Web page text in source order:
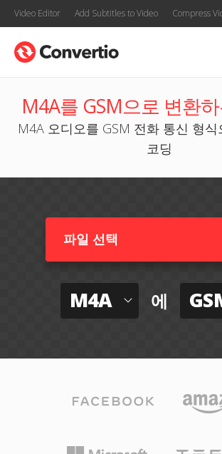
Video Editor Add Subtitles to Video Compress
M4A를 GSM으로 변환
M4A 오디오를 GSM 전화 통신 형
코딩
파일 선택
M4A 에